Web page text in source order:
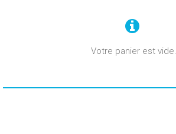
Votre panier est vide.